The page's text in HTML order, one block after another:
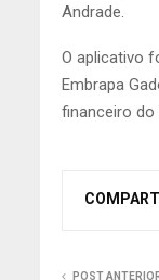
Andrade.
O aplicativo
Embrapa
financeiro do
POST